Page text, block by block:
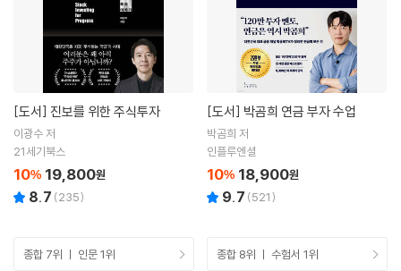
[도서] 진보를 위한 주식투자
이광수 저
21세기북스
10% 19,800원
8.7 (235)
[도서] 박곰희 연금 부자 수업
박곰희 저
인플루엔셜
10% 18,900원
9.7 (521)
종합 7위 ㅣ 인문 1위 종합 8위 ㅣ 수험서 1위